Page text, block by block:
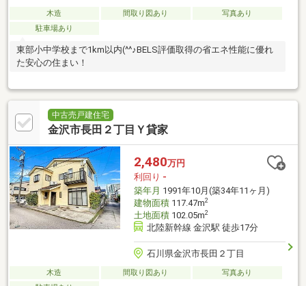
木造 間取り図あり
写真あり
駐車場あり
東部小中学校まで1km以内(^^♪BELS評価取得の省エネ性能に優れ
た安心の住まい！
中古売戸建住宅
金沢市長田２丁目Ｙ貸家
2,480万円
利回り -
築年月 1991年10月(築34年11ヶ月)
建物面積117.47m2
土地面積102.05m2
北陸新幹線 金沢駅 徒歩17分
石川県金沢市長田２丁目
木造 間取り図あり
写真あり